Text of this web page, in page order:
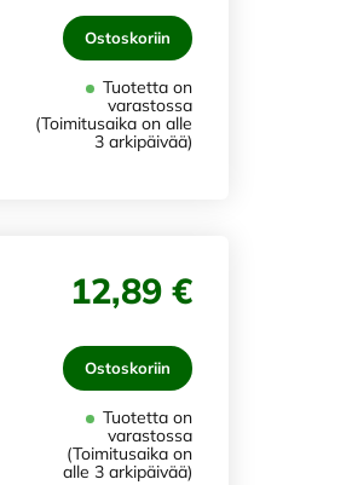
Ostoskoriin
Tuotetta on
varastossa
(Toimitusaika on alle
3 arkipäivää)
12,89 €
Ostoskoriin
Tuotetta on
varastossa
(Toimitusaika on
alle 3 arkipäivää)